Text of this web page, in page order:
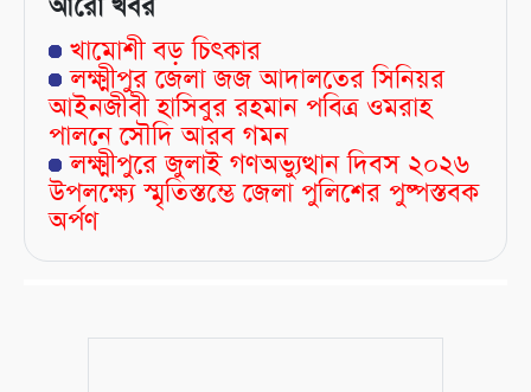
আরো খবর
খামোশী বড় চিৎকার
লক্ষ্মীপুর জেলা জজ আদালতের সিনিয়র
আইনজীবী হাসিবুর রহমান পবিত্র ওমরাহ
পালনে সৌদি আরব গমন
লক্ষ্মীপুরে জুলাই গণঅভ্যুত্থান দিবস ২০২৬
উপলক্ষ্যে স্মৃতিস্তম্ভে জেলা পুলিশের পুষ্পস্তবক
অর্পণ